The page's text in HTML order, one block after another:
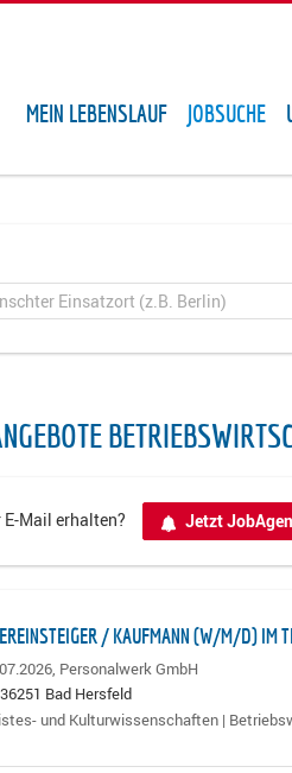
MEIN LEBENSLAUF JOBSUCHE
Mail erhalten? Jetzt
/ KAUFMANN (W/M/D) IM
Personalwerk GmbH
36251 Bad Hersfeld
und Kulturwissenschaften |